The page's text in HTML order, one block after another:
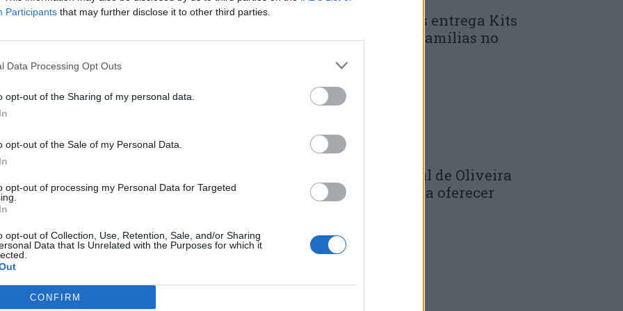
Participants that may further disclose it to other third parties.
Data Processing Opt Outs
opt-out of the Sharing of my personal data.
opt-out of the Sale of my Personal Data.
opt-out of processing my Personal Data for Targeted
opt-out of Collection, Use, Retention, Sale, and/or Sharing
Data that Is Unrelated with the Purposes for which it
CONFIRM
e o contributo que deram para a
num contexto competitivo particularmente
um percurso de grande qualidade,
espírito de união, elevado
competitiva, culminando com a
Universitária.
o apuramento para os Jogos Europeus
longe o nome da Lousã e afirmando, uma
ao concelho em competições de âmbito
à equipa técnica, à estrutura diretiva,
de forma direta ou indireta, contribuíram
Município de Góis entrega Kits
Comunitários às famílias no
Câmara Municipal de Oliveira
do Hospital volta a oferecer